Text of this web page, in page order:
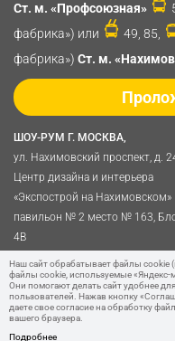
ШОУ-РУМ Г. МОСКВА,
ул. Нахимовский проспект, д.
Центр дизайна и интерьера
«Экспострой на Нахимовском»
павильон № 2 место № 163,
4B
Политика обработки
персональных данных
Ст. м. «Профсоюзная»
фабрика») или
49, 85,
фабрика») Ст. м.
Наш сайт обрабатывает файлы cookie
файлы cookie, используемые «Яндекс-
Они помогают делать сайт удобнее для
пользователей. Нажав кнопку
даете свое согласие на обработку
вашего браузера.
Подробнее